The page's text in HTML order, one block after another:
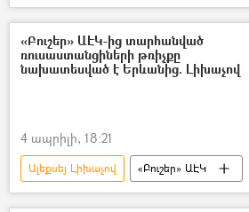
Իրանի Իսլամական Հանրապետություն
ատոմակայան
Հայաստան
«Բուշեր» ԱԷԿ-ից տարհանված
ռուսաստանցիների թռիչքը
նախատեսված է Երևանից. Լիխաչով
4 ապրիլի, 18:21
Ալեքսեյ Լիխաչով
«Բուշեր» ԱԷԿ
Իրանի Իսլամական Հանրապետություն